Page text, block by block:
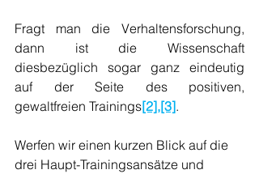
Fragt man die Verhaltensforschung,
dann ist die Wissenschaft
diesbezüglich sogar ganz eindeutig
auf der Seite des positiven,
gewaltfreien Trainings[2],[3].
Werfen wir einen kurzen Blick auf die
drei Haupt-Trainingsansätze und